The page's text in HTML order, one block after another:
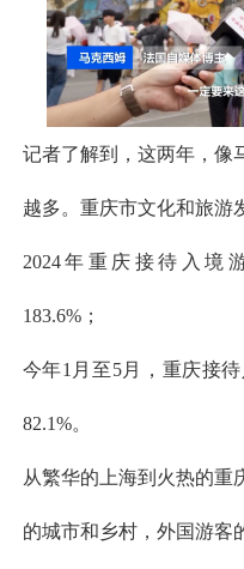
记者了解到，这两年，像
越多。重庆市文化和旅游
2024年重庆接待入境
183.6%；
今年1月至5月，重庆接
82.1%。
从繁华的上海到火热的重
的城市和乡村，外国游客